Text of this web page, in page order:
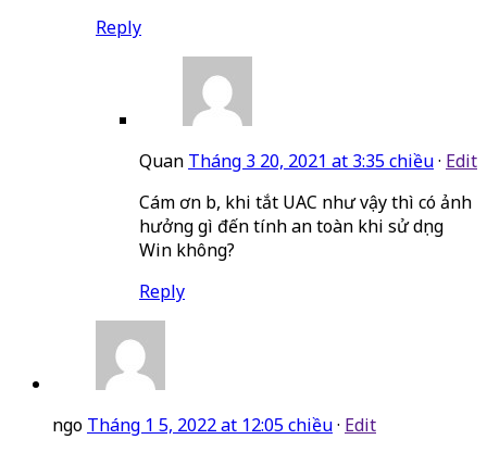
Reply
Quan Tháng 3 20, 2021 at 3:35 chiều· Edit
Cám ơn b, khi tắt UAC như vậy thì có ảnh
hưởng gì đến tính an toàn khi sử dụng
Win không?
Reply
ngo Tháng 1 5, 2022 at 12:05 chiều· Edit